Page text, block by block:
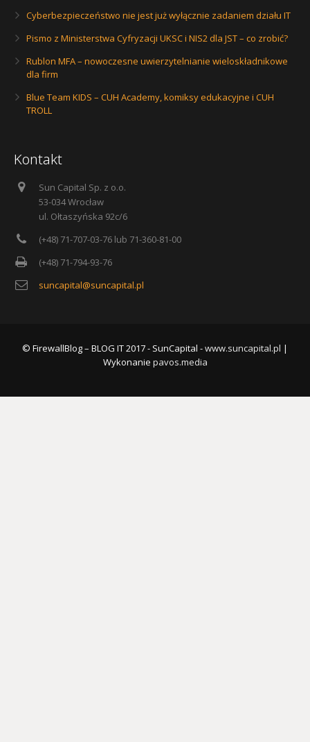
Cyberbezpieczeństwo nie jest już wyłącznie zadaniem działu IT
Pismo z Ministerstwa Cyfryzacji UKSC i NIS2 dla JST – co zrobić?
Rublon MFA – nowoczesne uwierzytelnianie wieloskładnikowe
dla firm
Blue Team KIDS – CUH Academy, komiksy edukacyjne i CUH
TROLL
Kontakt
Sun Capital Sp. z o.o.
53-034 Wrocław
ul. Ołtaszyńska 92c/6
(+48) 71-707-03-76 lub 71-360-81-00
(+48) 71-794-93-76
suncapital@suncapital.pl
© FirewallBlog – BLOG IT 2017 - SunCapital -www.suncapital.pl |
Wykonanie pavos.media